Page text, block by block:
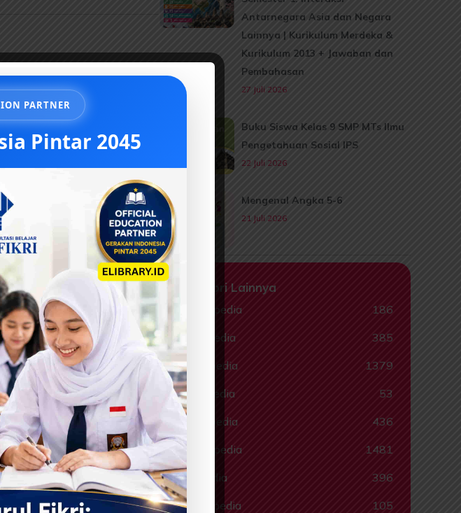
Antarnegara Asia dan Negara
Lainnya | Kurikulum Merdeka &
Kurikulum 2013 + Jawaban dan
Pembahasan
27 Juli 2026
Buku Siswa Kelas 9 SMP MTs Ilmu
Pengetahuan Sosial IPS
22 Juli 2026
Mengenal Angka 5-6
21 Juli 2026
Kategori Lainnya
Animalpedia
186
Ceritapedia
385
Ebookpedia
1379
Hadispedia
53
Komikpedia
436
Muslimpedia
1481
Quispedia
396
Ragampedia
105
PARTNER
Pintar 2045